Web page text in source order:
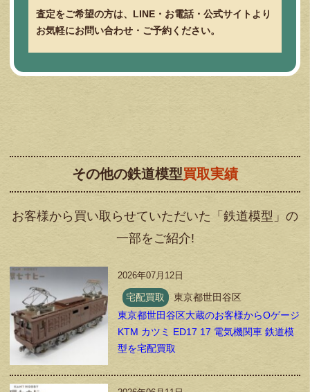
査定をご希望の方は、LINE・お電話・公式サイトより
お気軽にお問い合わせ・ご予約ください。
その他の鉄道模型買取実績
お客様から買い取らせていただいた「鉄道模型」の
一部をご紹介!
2026年07月12日
宅配買取
東京都世田谷区
東京都世田谷区大蔵のお客様からOゲージ
KTM カツミ ED17 17 電気機関車 鉄道模
型を宅配買取